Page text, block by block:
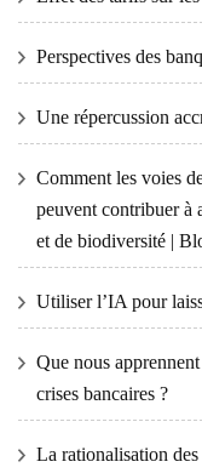
Perspectives des
Une répercussion
Comment les voies
peuvent contribuer à
et de biodiversité |
Utiliser l’IA pour
Que nous
crises bancaires ?
La rationalisation